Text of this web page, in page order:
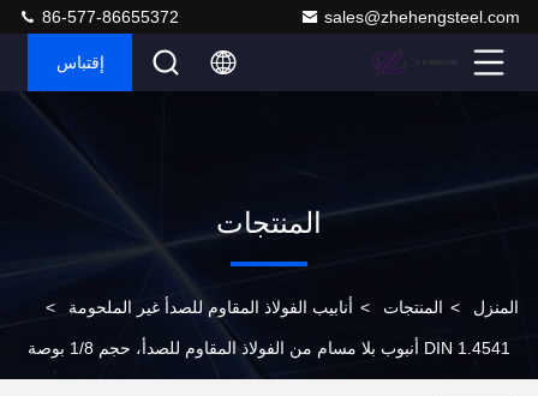
sales@zhehengsteel.com
86-577-86655372
إقتباس
المنتجات
المنزل > المنتجات > أنابيب الفولاذ المقاوم للصدأ غير الملحومة >
DIN 1.4541 أنبوب بلا مسام من الفولاذ المقاوم للصدأ، حجم 1/8 بوصة